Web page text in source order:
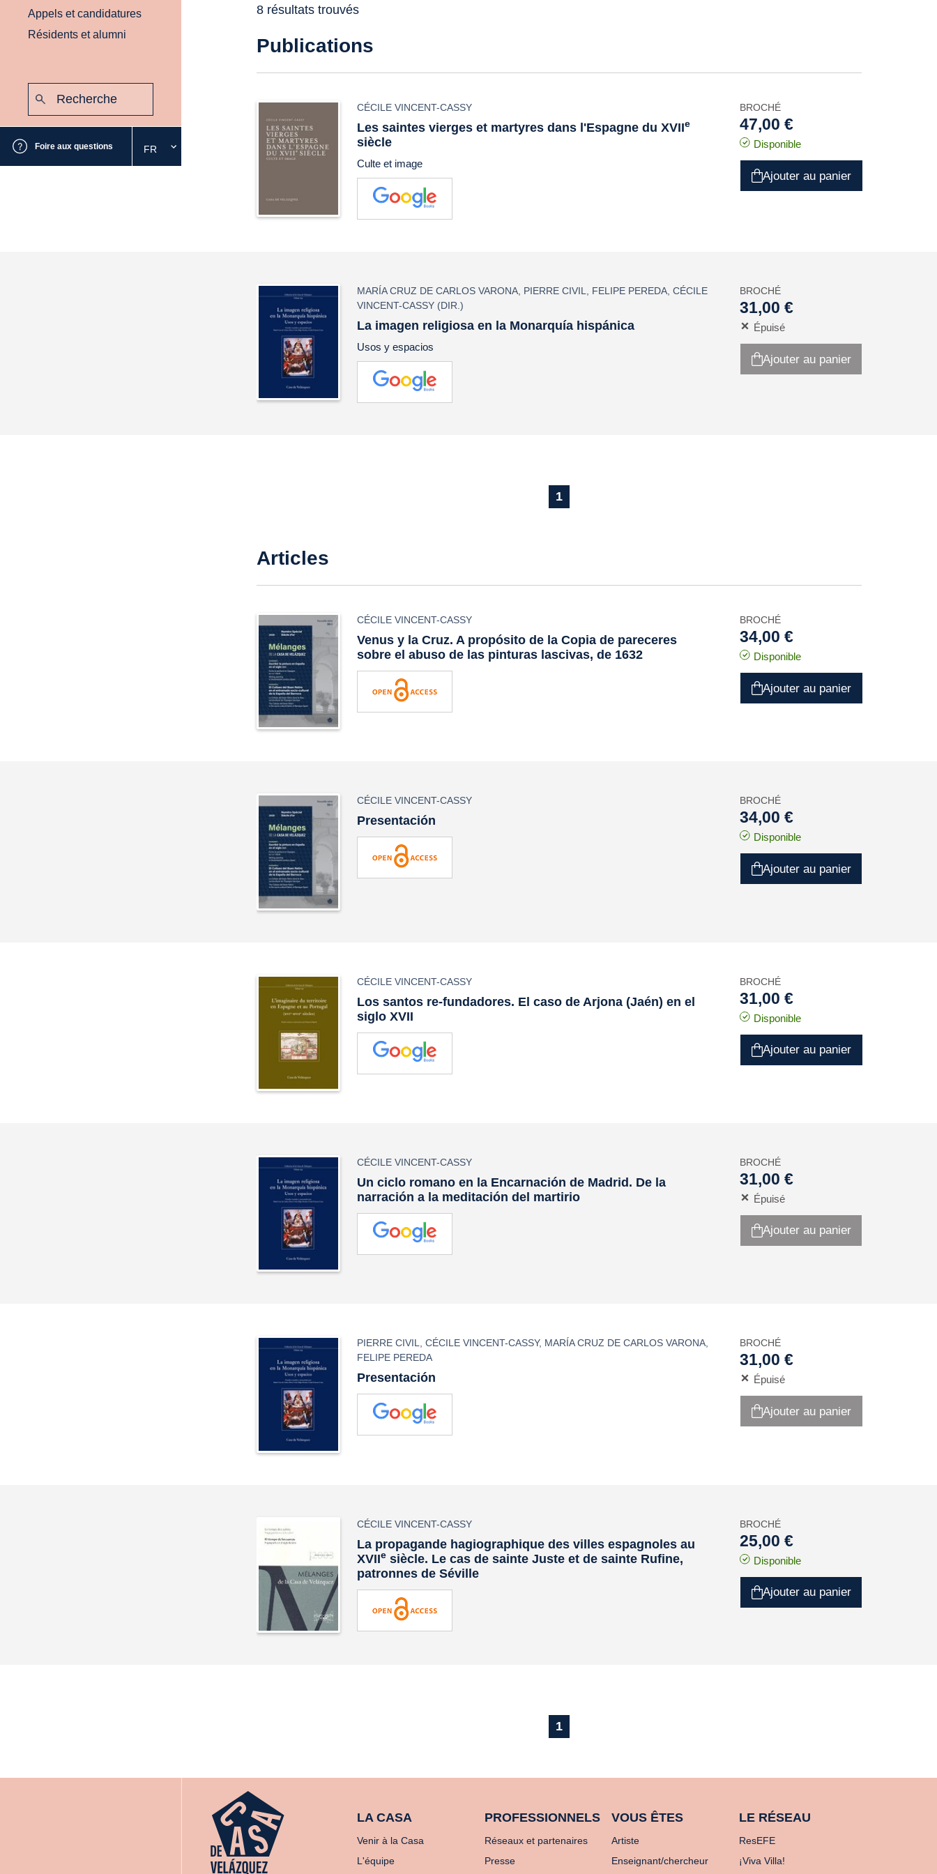
Appels et candidatures
Résidents et alumni
Foire aux questions
Sélectionnez
la
FR
8 résultats trouvés
Publications
CÉCILE VINCENT-CASSY
Les saintes vierges et martyres dans l'Espagne du XVIIe
siècle
Culte et image
BROCHÉ
47,00 €
Disponible
Ajouter au panier
MARÍA CRUZ DE CARLOS VARONA PIERRE CIVIL FELIPE PEREDA ,CÉCILE
VINCENT-CASSY (DIR.)
La imagen religiosa en la Monarquía hispánica
Usos y espacios
BROCHÉ
31,00 €
Épuisé
Ajouter au panier
1
Articles
CÉCILE VINCENT-CASSY
Venus y la Cruz. A propósito de laCopia de pareceres
sobre el abuso de las pinturas lascivas, de 1632
BROCHÉ
34,00 €
Disponible
Ajouter au panier
CÉCILE VINCENT-CASSY
Presentación
BROCHÉ
34,00 €
Disponible
Ajouter au panier
CÉCILE VINCENT-CASSY
Los santos re-fundadores. El caso de Arjona (Jaén) en el
siglo XVII
BROCHÉ
31,00 €
Disponible
Ajouter au panier
CÉCILE VINCENT-CASSY
Un ciclo romano en la Encarnación de Madrid. De la
narración a la meditación del martirio
BROCHÉ
31,00 €
Épuisé
Ajouter au panier
PIERRE CIVIL,CÉCILE VINCENT-CASSY, MARÍA CRUZ DE CARLOS VARONA,
FELIPE PEREDA
Presentación
BROCHÉ
31,00 €
Épuisé
Ajouter au panier
CÉCILE VINCENT-CASSY
La propagande hagiographique des villes espagnoles au
XVIIe siècle. Le cas de sainte Juste et de sainte Rufine,
patronnes de Séville
BROCHÉ
25,00 €
Disponible
Ajouter au panier
1
LA CASA
Venir à la Casa
L'équipe
PROFESSIONNELS
Réseaux et partenaires
Presse
VOUS ÊTES
Artiste
Enseignant/chercheur
LE RÉSEAU
ResEFE
¡Viva Villa!